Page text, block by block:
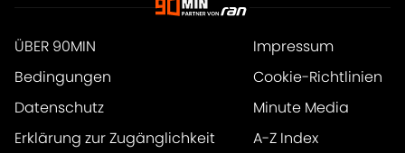
ÜBER 90MIN
Impressum
Bedingungen
Cookie-Richtlinien
Datenschutz
Minute Media
Erklärung zur Zugänglichkeit
A-Z Index